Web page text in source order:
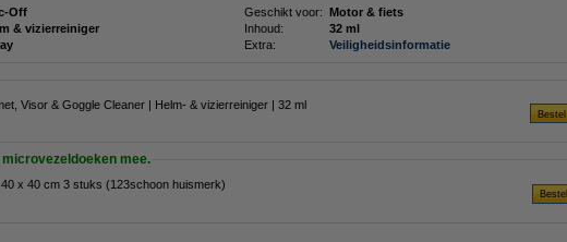
Off Geschikt voor: Motor & fiets
& vizierreiniger Inhoud:
32 ml
Extra: Veiligheidsinformatie
Visor & Goggle Cleaner | Helm- & vizierreiniger | 32 ml
mee.
x 40 cm 3 stuks (123schoon huismerk)